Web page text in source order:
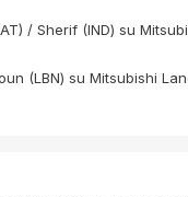
/ Sherif (IND) su
(LBN) su Mitsubishi